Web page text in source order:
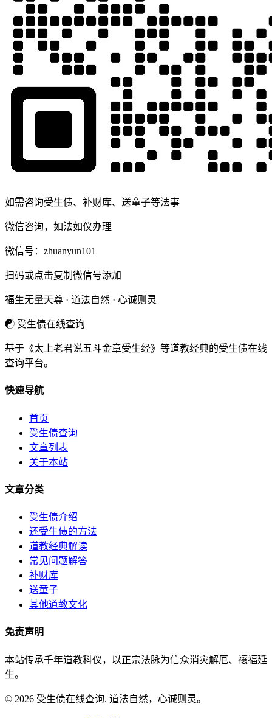
如需咨询受生债、补财库、送童子等法事
微信咨询，如法如仪办理
微信号： zhuanyun101
扫码或点击复制微信号添加
福生无量天尊 · 道法自然 · 心诚则灵
☯ 受生债在线查询
基于《太上老君说五斗金章受生经》等道教经典的受生债在线
查询平台。
快速导航
首页
受生债查询
文章列表
关于本站
文章分类
受生债介绍
还受生债的方法
道教经典解读
常见问题解答
补财库
送童子
其他道教文化
免责声明
本站传承千年道教科仪，以正宗法脉为信众消灾解厄、禳福延
生。
© 2026 受生债在线查询. 道法自然，心诚则灵。